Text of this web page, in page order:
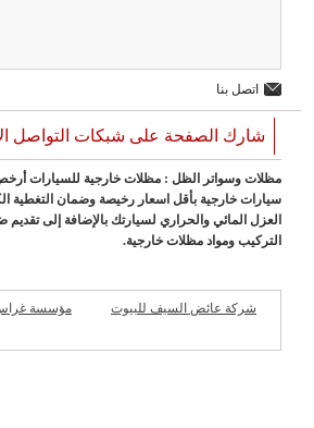
اتصل بنا
شارك الصفحة على شبكات التواصل
مظلات وسواتر الظل : مظلات خارجية للسيارات
سيارات خارجية بأقل اسعار رخيصة وضمان التغطية
التركيب ومواد مظلات خارجية.
شركة عائض السيف للبيوت
مؤسسة